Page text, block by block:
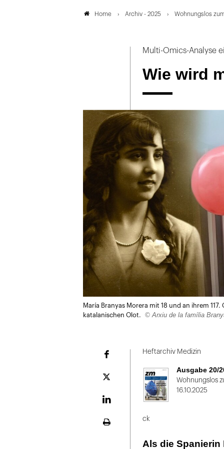
Home Archiv - 2025 Wohnungslos
Multi-Omics-Analyse
Wie wird
María Branyas Morera mit 18 und an ihrem
katalanischen Olot.
© Arxiu de la família
Plattform
Heftarchiv Medizin
Ausgabe 20/
Wohnungslos
16.10.2025
ck
Als die Spanierin